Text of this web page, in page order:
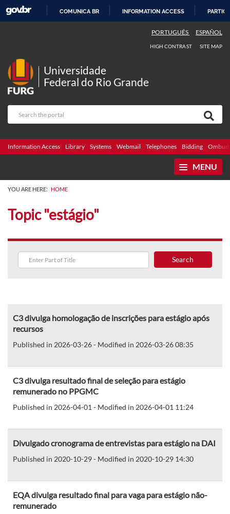
COMUNICA BR INFORMATION ACCESS
PORTUGUÊS ESPAÑOL
HIGH CONTRAST SITE MAP
Universidade
Federal do Rio Grande
Information Access Library Systems Webmail Telephones Bidding
MENU
YOU ARE HERE: HOME
Topic "estágio"
Search
C3 divulga homologação de inscrições para estágio após
recursos
Published in 2026-03-26 - Modified in 2026-03-26 08:35
C3 divulga resultado final de seleção para estágio
remunerado no PPGMC
Published in 2026-04-01 - Modified in 2026-04-01 11:24
Divulgado cronograma de entrevistas para estágio na DAI
Published in 2020-10-29 - Modified in 2020-10-29 14:30
EQA divulga resultado final para vaga para estágio não-
remunerado